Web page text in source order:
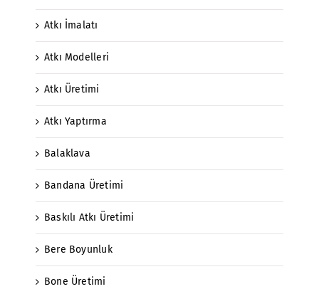
Atkı İmalatı
Atkı Modelleri
Atkı Üretimi
Atkı Yaptırma
Balaklava
Bandana Üretimi
Baskılı Atkı Üretimi
Bere Boyunluk
Bone Üretimi